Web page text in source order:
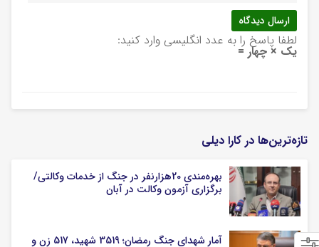
لطفا پاسخ را به عدد انگلیسی وارد کنید:
یک × چهار =
تازه‌ترین‌ها در کارا دیلی
بهره‌مندی 20هزارنفر در جنگ از خدمات وکالتی/
برگزاری آزمون وکالت در آبان
آمار شهدای جنگ رمضان؛ 3519 شهید، 517 زن و